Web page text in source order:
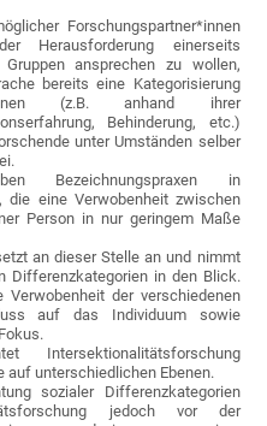
Forschungspartner*innen
Herausforderung einerseits
ansprechen zu wollen,
bereits eine Kategorisierung
(z.B. anhand ihrer
Behinderung, etc.)
unter Umständen selber
Bezeichnungspraxen in
die eine Verwobenheit zwischen
Person in nur geringem Maße
an dieser Stelle an und nimmt
Differenzkategorien in den Blick.
der verschiedenen
auf das Individuum sowie
Intersektionalitätsforschung
auf unterschiedlichen Ebenen.
sozialer Differenzkategorien
jedoch vor der